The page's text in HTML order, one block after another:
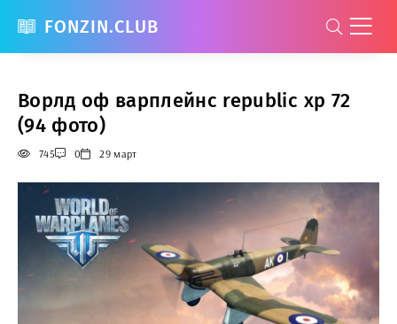
FONZIN.CLUB
Ворлд оф варплейнс republic xp 72
(94 фото)
745 0 29 март